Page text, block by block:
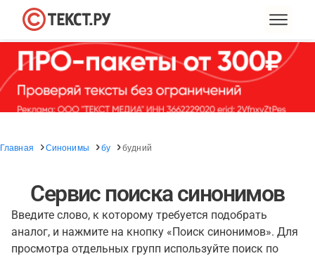
Главная Синонимы бу будний
Сервис поиска синонимов
Введите слово, к которому требуется подобрать
аналог, и нажмите на кнопку «Поиск синонимов». Для
просмотра отдельных групп используйте поиск по